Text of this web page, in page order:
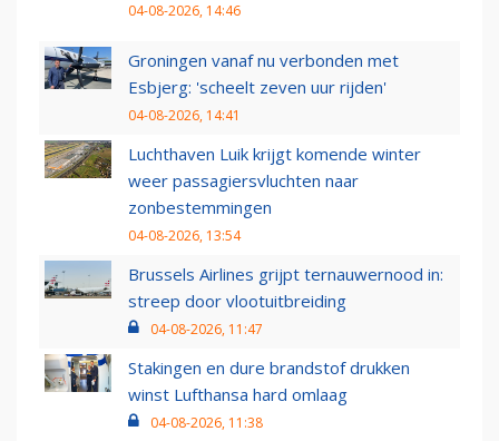
04-08-2026, 14:46
Groningen vanaf nu verbonden met
Esbjerg: 'scheelt zeven uur rijden'
04-08-2026, 14:41
Luchthaven Luik krijgt komende winter
weer passagiersvluchten naar
zonbestemmingen
04-08-2026, 13:54
Brussels Airlines grijpt ternauwernood in:
streep door vlootuitbreiding
04-08-2026, 11:47
Stakingen en dure brandstof drukken
winst Lufthansa hard omlaag
04-08-2026, 11:38